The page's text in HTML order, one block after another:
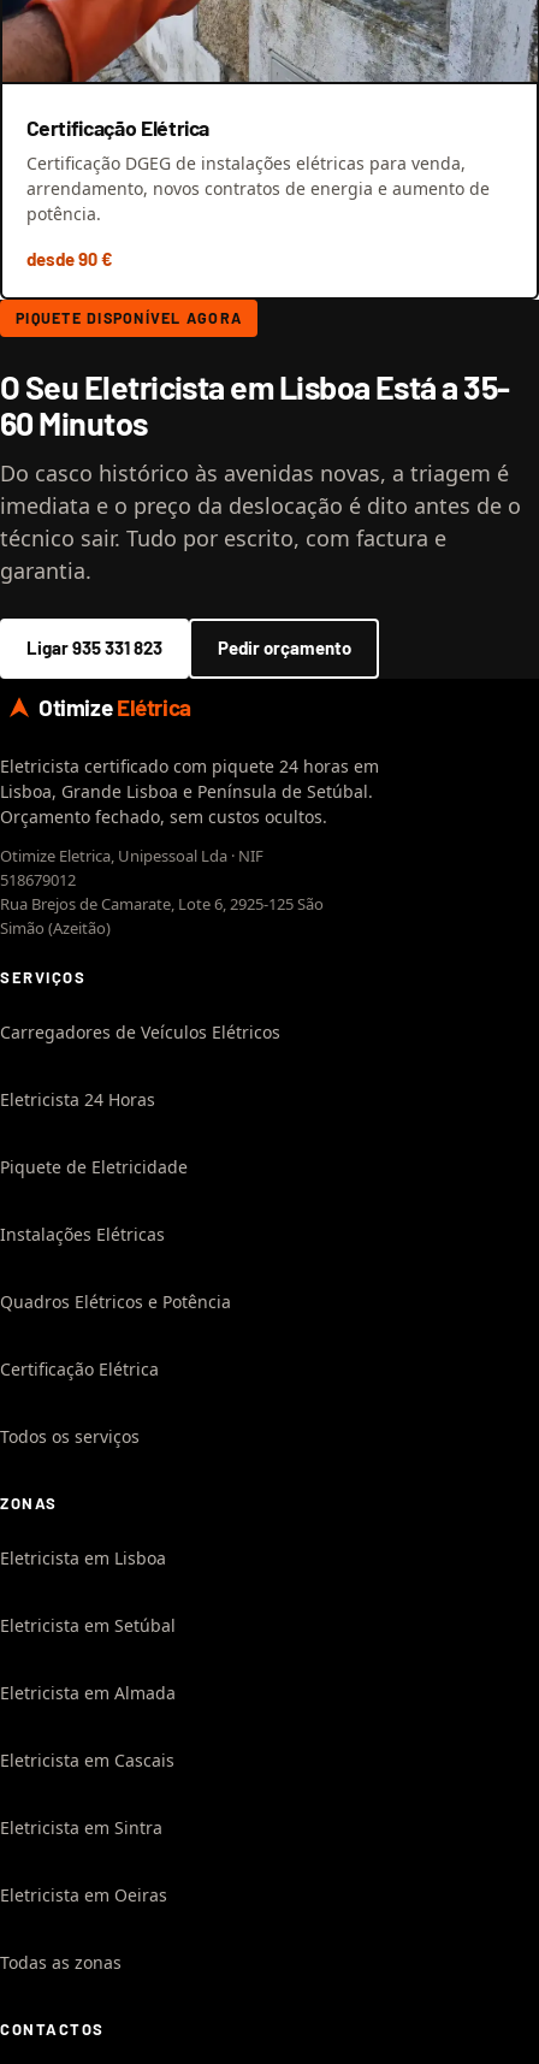
Certificação Elétrica
Certificação DGEG de instalações elétricas para venda,
arrendamento, novos contratos de energia e aumento de
potência.
desde 90 €
PIQUETE DISPONÍVEL AGORA
O Seu Eletricista em Lisboa Está a 35-
60 Minutos
Do casco histórico às avenidas novas, a triagem é
imediata e o preço da deslocação é dito antes de o
técnico sair. Tudo por escrito, com factura e
garantia.
Ligar 935 331 823 Pedir orçamento
OtimizeElétrica
Eletricista certificado com piquete 24 horas em
Lisboa, Grande Lisboa e Península de Setúbal.
Orçamento fechado, sem custos ocultos.
Otimize Eletrica, Unipessoal Lda · NIF
518679012
Rua Brejos de Camarate, Lote 6, 2925-125 São
Simão (Azeitão)
SERVIÇOS
Carregadores de Veículos Elétricos
Eletricista 24 Horas
Piquete de Eletricidade
Instalações Elétricas
Quadros Elétricos e Potência
Certificação Elétrica
Todos os serviços
ZONAS
Eletricista em Lisboa
Eletricista em Setúbal
Eletricista em Almada
Eletricista em Cascais
Eletricista em Sintra
Eletricista em Oeiras
Todas as zonas
CONTACTOS